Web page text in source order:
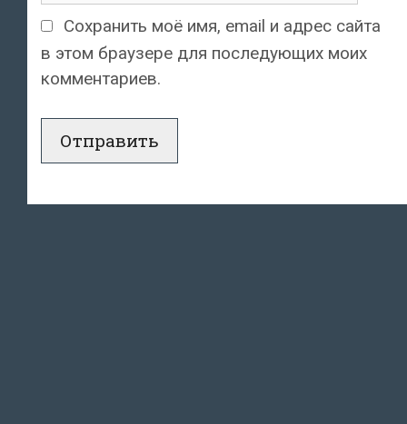
Сохранить моё имя, email и адрес сайта
в этом браузере для последующих моих
комментариев.